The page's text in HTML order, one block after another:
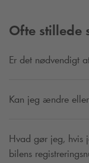
Ofte stillede
Er det nødvendigt
Kan jeg ændre
Hvad gør jeg, hvis
bilens